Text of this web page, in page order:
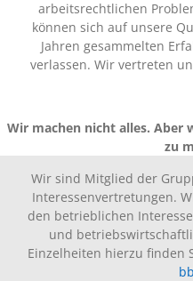
arbeitsrechtlichen
können sich auf unsere
Jahren gesammelten
verlassen. Wir vertreten
Wir machen nicht alles. Aber
zu
Wir sind Mitglied der
Interessenvertretungen.
den betrieblichen
und
Einzelheiten hierzu finden